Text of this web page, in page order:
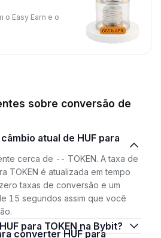
o Easy Earn e o
sobre conversão de
cerca de -- TOKEN. A taxa de
TOKEN é atualizada em tempo
taxas de conversão e um
15 segundos assim que você
para TOKEN na Bybit?